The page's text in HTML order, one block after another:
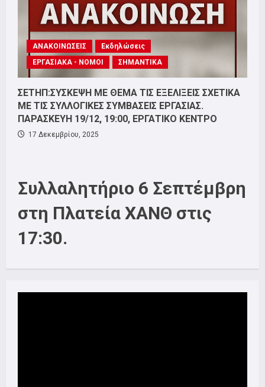
ΑΝΑΚΟΙΝΩΣΕΙΣ
Εκδηλώσεις
ΕΡΓΑΣΙΑΚΑ - ΝΟΜΟΙ
ΣΗΜΑΝΤΙΚΑ
ΣΕΤΗΠ:ΣΥΣΚΕΨΗ ΜΕ ΘΕΜΑ ΤΙΣ ΕΞΕΛΙΞΕΙΣ ΣΧΕΤΙΚΑ
ΜΕ ΤΙΣ ΣΥΛΛΟΓΙΚΕΣ ΣΥΜΒΑΣΕΙΣ ΕΡΓΑΣΙΑΣ.
ΠΑΡΑΣΚΕΥΗ 19/12, 19:00, ΕΡΓΑΤΙΚΟ ΚΕΝΤΡΟ
17 Δεκεμβρίου, 2025
Συλλαλητήριο 6 Σεπτέμβρη
στη Πλατεία ΧΑΝΘ στις
17:30.